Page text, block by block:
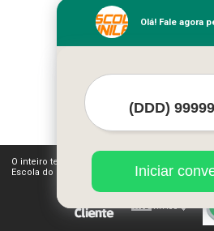
Missão
Mapa do site
O inteiro teor deste site está sujeito à
Escola do Funileiro (Lei 9610 de 19/02/1998)
Olá! Fale agora
Iniciar